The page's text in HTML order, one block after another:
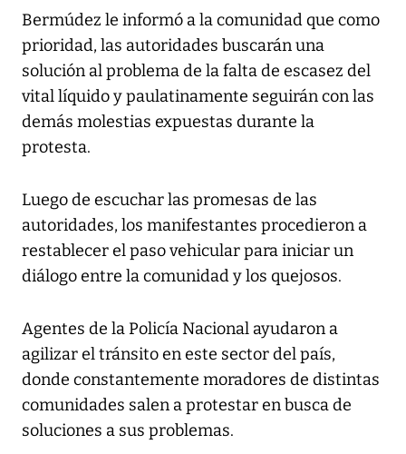
Bermúdez le informó a la comunidad que como
prioridad, las autoridades buscarán una
solución al problema de la falta de escasez del
vital líquido y paulatinamente seguirán con las
demás molestias expuestas durante la
protesta.
Luego de escuchar las promesas de las
autoridades, los manifestantes procedieron a
restablecer el paso vehicular para iniciar un
diálogo entre la comunidad y los quejosos.
Agentes de la Policía Nacional ayudaron a
agilizar el tránsito en este sector del país,
donde constantemente moradores de distintas
comunidades salen a protestar en busca de
soluciones a sus problemas.